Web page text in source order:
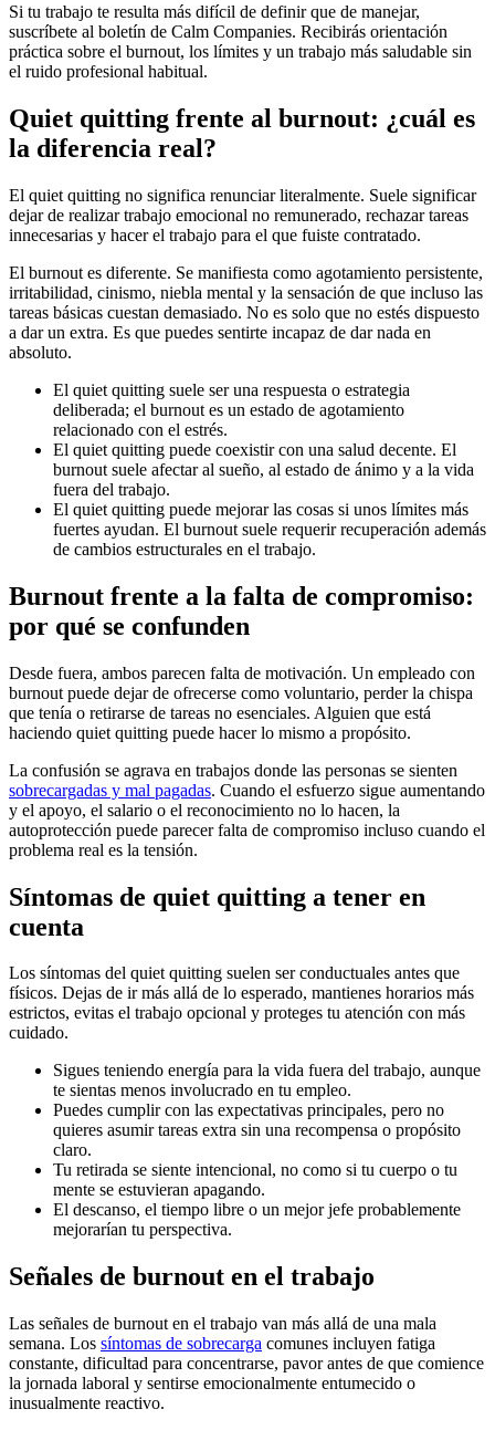
Si tu trabajo te resulta más difícil de definir que de manejar,
suscríbete al boletín de Calm Companies. Recibirás orientación
práctica sobre el burnout, los límites y un trabajo más saludable sin
el ruido profesional habitual.
Quiet quitting frente al burnout: ¿cuál es
la diferencia real?
El quiet quitting no significa renunciar literalmente. Suele significar
dejar de realizar trabajo emocional no remunerado, rechazar tareas
innecesarias y hacer el trabajo para el que fuiste contratado.
El burnout es diferente. Se manifiesta como agotamiento persistente,
irritabilidad, cinismo, niebla mental y la sensación de que incluso las
tareas básicas cuestan demasiado. No es solo que no estés dispuesto
a dar un extra. Es que puedes sentirte incapaz de dar nada en
absoluto.
El quiet quitting suele ser una respuesta o estrategia
deliberada; el burnout es un estado de agotamiento
relacionado con el estrés.
El quiet quitting puede coexistir con una salud decente. El
burnout suele afectar al sueño, al estado de ánimo y a la vida
fuera del trabajo.
El quiet quitting puede mejorar las cosas si unos límites más
fuertes ayudan. El burnout suele requerir recuperación además
de cambios estructurales en el trabajo.
Burnout frente a la falta de compromiso:
por qué se confunden
Desde fuera, ambos parecen falta de motivación. Un empleado con
burnout puede dejar de ofrecerse como voluntario, perder la chispa
que tenía o retirarse de tareas no esenciales. Alguien que está
haciendo quiet quitting puede hacer lo mismo a propósito.
La confusión se agrava en trabajos donde las personas se sienten
sobrecargadas y mal pagadas. Cuando el esfuerzo sigue aumentando
y el apoyo, el salario o el reconocimiento no lo hacen, la
autoprotección puede parecer falta de compromiso incluso cuando el
problema real es la tensión.
Síntomas de quiet quitting a tener en
cuenta
Los síntomas del quiet quitting suelen ser conductuales antes que
físicos. Dejas de ir más allá de lo esperado, mantienes horarios más
estrictos, evitas el trabajo opcional y proteges tu atención con más
cuidado.
Sigues teniendo energía para la vida fuera del trabajo, aunque
te sientas menos involucrado en tu empleo.
Puedes cumplir con las expectativas principales, pero no
quieres asumir tareas extra sin una recompensa o propósito
claro.
Tu retirada se siente intencional, no como si tu cuerpo o tu
mente se estuvieran apagando.
El descanso, el tiempo libre o un mejor jefe probablemente
mejorarían tu perspectiva.
Señales de burnout en el trabajo
Las señales de burnout en el trabajo van más allá de una mala
semana. Los síntomas de sobrecarga comunes incluyen fatiga
constante, dificultad para concentrarse, pavor antes de que comience
la jornada laboral y sentirse emocionalmente entumecido o
inusualmente reactivo.